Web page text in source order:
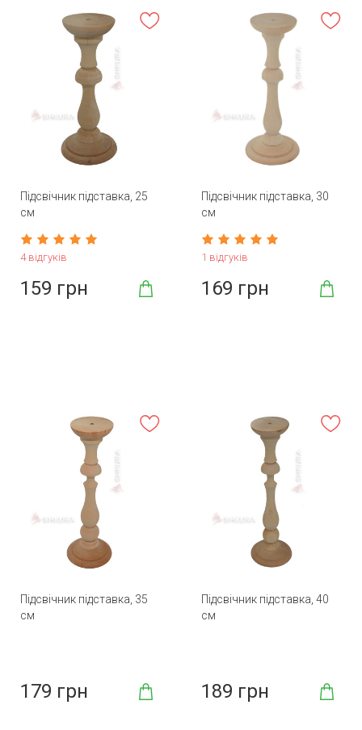
Підсвічник підставка, 25
см
4 відгуків
159 грн
Підсвічник підставка, 30
см
1 відгуків
169 грн
Підсвічник підставка, 35
см
179 грн
Підсвічник підставка, 40
см
189 грн